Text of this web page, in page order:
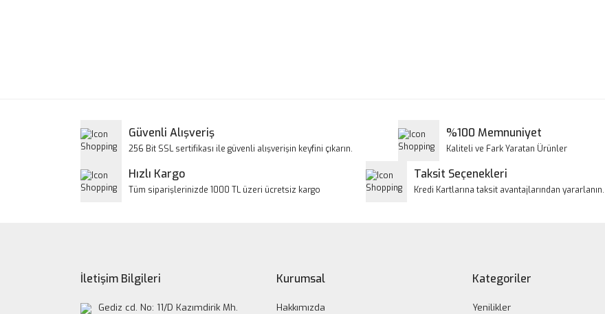
Ürün fiyatı diğer sitelerden daha pahalı.
Güvenli Alışveriş
256 Bit SSL sertifikası ile güvenli alışverişin keyfini çıkarın.
%100 Memnuniyet
Kaliteli ve Fark Yaratan Ürünler
Hızlı Kargo
Tüm siparişlerinizde 1000 TL üzeri ücretsiz kargo
Taksit Seçenekleri
Kredi Kartlarına taksit avantajlarından yararlanın.
İletişim Bilgileri
Gediz cd. No: 11/D Kazımdirik Mh.
Kurumsal
Hakkımızda
Kategoriler
Yenilikler